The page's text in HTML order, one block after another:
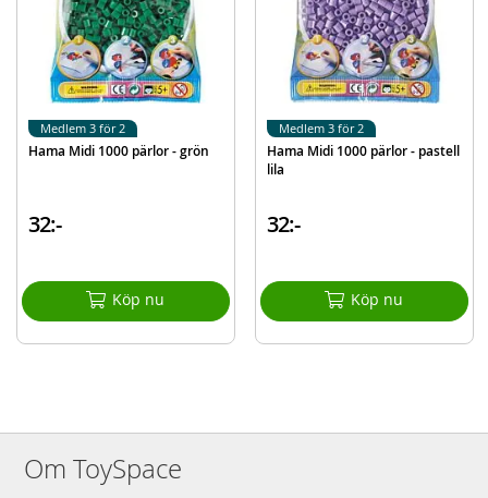
Hama Midi 1000 pärlor - grön
32:-
Köp nu
Medlem 3 för 2
Hama Midi 1000 pärlor - pastell
lila
32:-
Köp nu
Medlem 3 för 2
Om ToySpace